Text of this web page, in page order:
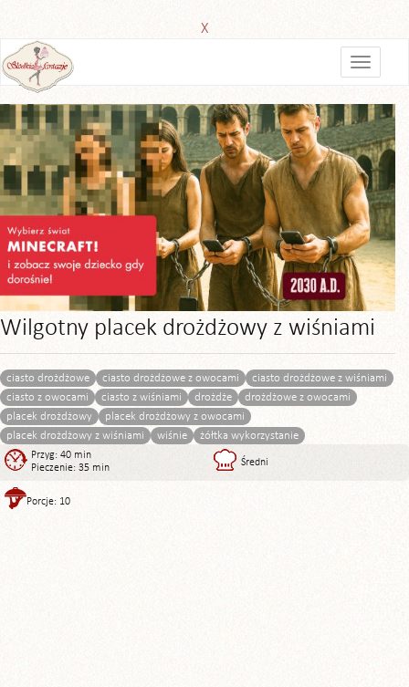
X
Wilgotny placek drożdżowy z wiśniami
ciasto drożdżowe ciasto drożdżowe z owocami
ciasto drożdżowe z wiśniami
ciasto z owocami
ciasto z wiśniami drożdże
drożdżowe z owocami
placek drożdżowy
placek drożdżowy z owocami
placek drożdżowy z wiśniami
wiśnie żółtka wykorzystanie
Przyg: 40 min
Pieczenie: 35 min
Średni
Porcje: 10